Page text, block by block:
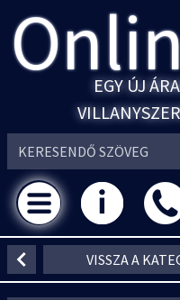
EGY ÚJ
VISSZA A